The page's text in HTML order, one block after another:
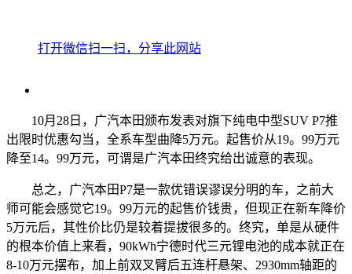
打开微信扫一扫，分享此网站
10月28日，广汽本田颁布发表对旗下纯电中型SUV P7推
出限时优惠勾当，全系车型曲降5万元。起售价从19。99万元
降至14。99万元，可谓是广汽本田终究给出诚意的表现。
总之，广汽本田P7是一款优错误谬误分明的车，之前大
师可能会感觉它19。99万元的起售价钱贵，但现正在新车降价
5万元后，其性价比仍是较着提拔很多的。终究，单是从硬件
的根本价值上来看，90kWh宁德时代三元锂电池的成本就正在
8-10万元摆布，加上前双叉臂后五连杆悬架、2930mm轴距的